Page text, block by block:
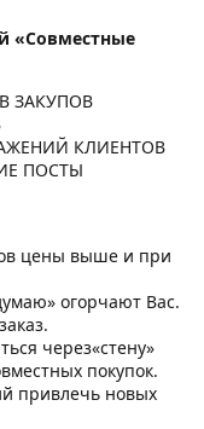
«Совместные
ЗАКУПОВ
КЛИЕНТОВ
ПОСТЫ
цены выше и при
огорчают Вас.
через«стену»
покупок.
привлечь новых